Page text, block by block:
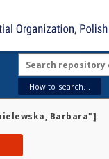
How to search...
Barbara"]